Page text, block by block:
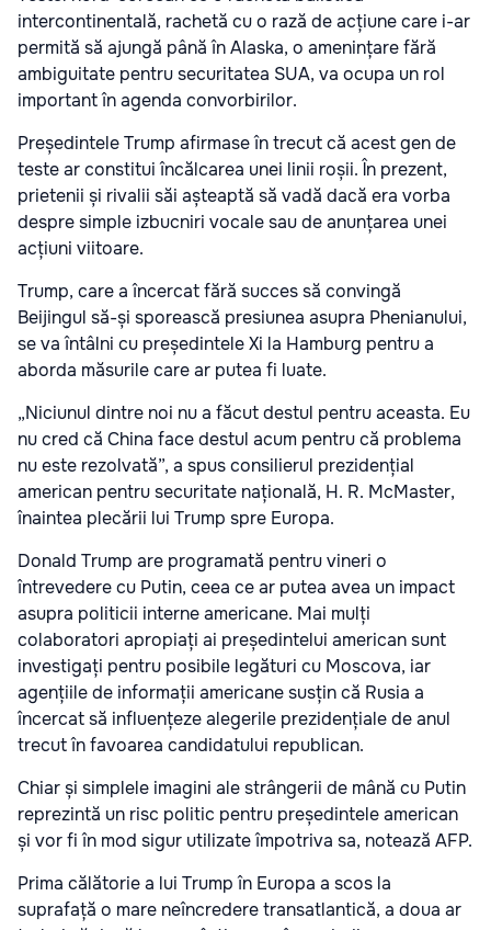
intercontinentală, rachetă cu o rază de acțiune care i-ar
permită să ajungă până în Alaska, o amenințare fără
ambiguitate pentru securitatea SUA, va ocupa un rol
important în agenda convorbirilor.
Președintele Trump afirmase în trecut că acest gen de
teste ar constitui încălcarea unei linii roșii. În prezent,
prietenii și rivalii săi așteaptă să vadă dacă era vorba
despre simple izbucniri vocale sau de anunțarea unei
acțiuni viitoare.
Trump, care a încercat fără succes să convingă
Beijingul să-și sporească presiunea asupra Phenianului,
se va întâlni cu președintele Xi la Hamburg pentru a
aborda măsurile care ar putea fi luate.
„Niciunul dintre noi nu a făcut destul pentru aceasta. Eu
nu cred că China face destul acum pentru că problema
nu este rezolvată”, a spus consilierul prezidențial
american pentru securitate națională, H. R. McMaster,
înaintea plecării lui Trump spre Europa.
Donald Trump are programată pentru vineri o
întrevedere cu Putin, ceea ce ar putea avea un impact
asupra politicii interne americane. Mai mulți
colaboratori apropiați ai președintelui american sunt
investigați pentru posibile legături cu Moscova, iar
agențiile de informații americane susțin că Rusia a
încercat să influențeze alegerile prezidențiale de anul
trecut în favoarea candidatului republican.
Chiar și simplele imagini ale strângerii de mână cu Putin
reprezintă un risc politic pentru președintele american
și vor fi în mod sigur utilizate împotriva sa, notează AFP.
Prima călătorie a lui Trump în Europa a scos la
suprafață o mare neîncredere transatlantică, a doua ar